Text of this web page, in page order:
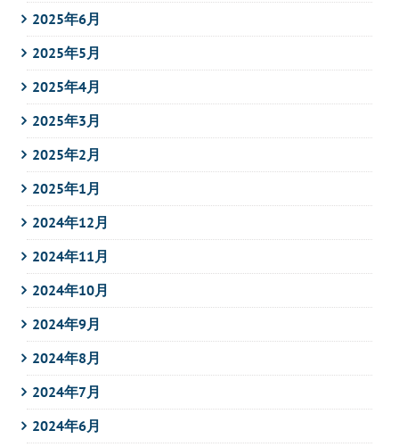
2025年6月
2025年5月
2025年4月
2025年3月
2025年2月
2025年1月
2024年12月
2024年11月
2024年10月
2024年9月
2024年8月
2024年7月
2024年6月